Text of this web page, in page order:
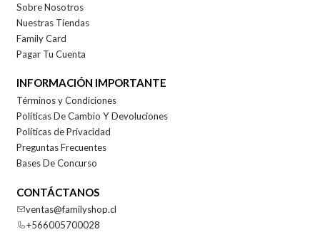
Sobre Nosotros
Nuestras Tiendas
Family Card
Pagar Tu Cuenta
INFORMACIÓN IMPORTANTE
Términos y Condiciones
Políticas De Cambio Y Devoluciones
Políticas de Privacidad
Preguntas Frecuentes
Bases De Concurso
CONTÁCTANOS
ventas@familyshop.cl
+566005700028